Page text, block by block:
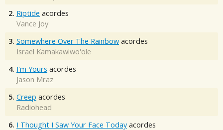
2. Riptide acordes
Vance Joy
3. Somewhere Over The Rainbow acordes
Israel Kamakawiwo'ole
4. I'm Yours acordes
Jason Mraz
5. Creep acordes
Radiohead
6. I Thought I Saw Your Face Today acordes